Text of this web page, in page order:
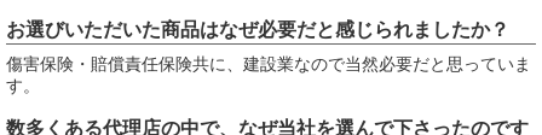
お選びいただいた商品はなぜ必要だと感じられましたか？
傷害保険・賠償責任保険共に、建設業なので当然必要だと思っていま
す。
数多くある代理店の中で、なぜ当社を選んで下さったのです